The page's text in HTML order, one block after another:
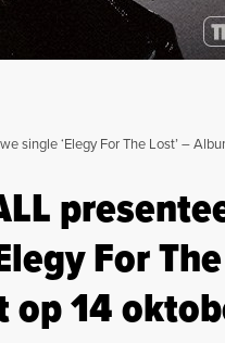
For The Lost’ – Album ‘Eos’ komt uit op
For
op 14